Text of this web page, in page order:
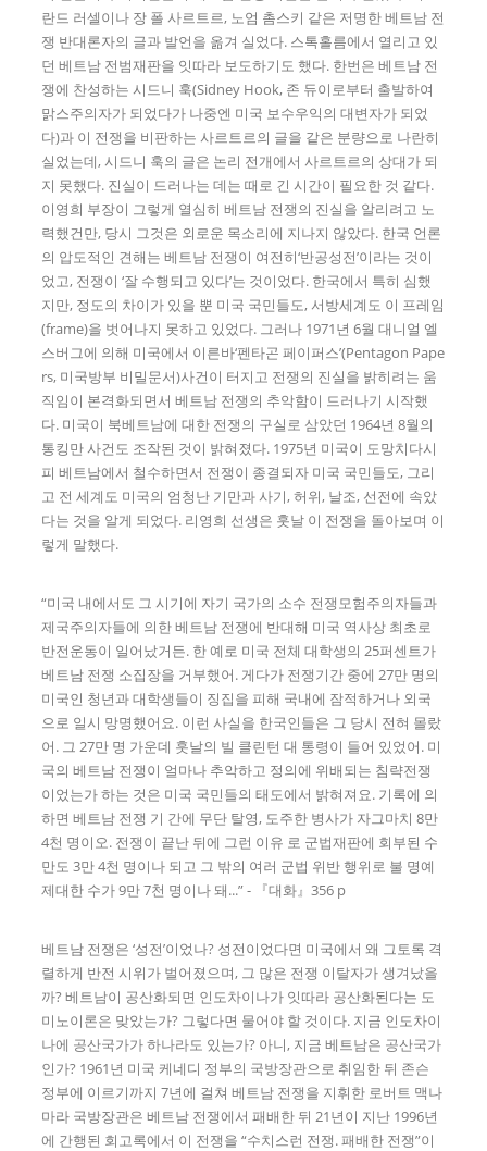
란드 러셀이나 장 폴 사르트르, 노엄 촘스키 같은 저명한 베트남 전
쟁 반대론자의 글과 발언을 옮겨 실었다. 스톡홀름에서 열리고 있
던 베트남 전범재판을 잇따라 보도하기도 했다. 한번은 베트남 전
쟁에 찬성하는 시드니 훅(Sidney Hook, 존 듀이로부터 출발하여
맑스주의자가 되었다가 나중엔 미국 보수우익의 대변자가 되었
다)과 이 전쟁을 비판하는 사르트르의 글을 같은 분량으로 나란히
실었는데, 시드니 훅의 글은 논리 전개에서 사르트르의 상대가 되
지 못했다. 진실이 드러나는 데는 때로 긴 시간이 필요한 것 같다.
이영희 부장이 그렇게 열심히 베트남 전쟁의 진실을 알리려고 노
력했건만, 당시 그것은 외로운 목소리에 지나지 않았다. 한국 언론
의 압도적인 견해는 베트남 전쟁이 여전히‘반공성전’이라는 것이
었고, 전쟁이 ‘잘 수행되고 있다’는 것이었다. 한국에서 특히 심했
지만, 정도의 차이가 있을 뿐 미국 국민들도, 서방세계도 이 프레임
(frame)을 벗어나지 못하고 있었다. 그러나 1971년 6월 대니얼 엘
스버그에 의해 미국에서 이른바‘펜타곤 페이퍼스’(Pentagon Pape
rs, 미국방부 비밀문서)사건이 터지고 전쟁의 진실을 밝히려는 움
직임이 본격화되면서 베트남 전쟁의 추악함이 드러나기 시작했
다. 미국이 북베트남에 대한 전쟁의 구실로 삼았던 1964년 8월의
통킹만 사건도 조작된 것이 밝혀졌다. 1975년 미국이 도망치다시
피 베트남에서 철수하면서 전쟁이 종결되자 미국 국민들도, 그리
고 전 세계도 미국의 엄청난 기만과 사기, 허위, 날조, 선전에 속았
다는 것을 알게 되었다. 리영희 선생은 훗날 이 전쟁을 돌아보며 이
렇게 말했다.
“미국 내에서도 그 시기에 자기 국가의 소수 전쟁모험주의자들과
제국주의자들에 의한 베트남 전쟁에 반대해 미국 역사상 최초로
반전운동이 일어났거든. 한 예로 미국 전체 대학생의 25퍼센트가
베트남 전쟁 소집장을 거부했어. 게다가 전쟁기간 중에 27만 명의
미국인 청년과 대학생들이 징집을 피해 국내에 잠적하거나 외국
으로 일시 망명했어요. 이런 사실을 한국인들은 그 당시 전혀 몰랐
어. 그 27만 명 가운데 훗날의 빌 클린턴 대 통령이 들어 있었어. 미
국의 베트남 전쟁이 얼마나 추악하고 정의에 위배되는 침략전쟁
이었는가 하는 것은 미국 국민들의 태도에서 밝혀져요. 기록에 의
하면 베트남 전쟁 기 간에 무단 탈영, 도주한 병사가 자그마치 8만
4천 명이오. 전쟁이 끝난 뒤에 그런 이유 로 군법재판에 회부된 수
만도 3만 4천 명이나 되고 그 밖의 여러 군법 위반 행위로 불 명예
제대한 수가 9만 7천 명이나 돼...” - 『대화』356 p
베트남 전쟁은 ‘성전’이었나? 성전이었다면 미국에서 왜 그토록 격
렬하게 반전 시위가 벌어졌으며, 그 많은 전쟁 이탈자가 생겨났을
까? 베트남이 공산화되면 인도차이나가 잇따라 공산화된다는 도
미노이론은 맞았는가? 그렇다면 물어야 할 것이다. 지금 인도차이
나에 공산국가가 하나라도 있는가? 아니, 지금 베트남은 공산국가
인가? 1961년 미국 케네디 정부의 국방장관으로 취임한 뒤 존슨
정부에 이르기까지 7년에 걸쳐 베트남 전쟁을 지휘한 로버트 맥나
마라 국방장관은 베트남 전쟁에서 패배한 뒤 21년이 지난 1996년
에 간행된 회고록에서 이 전쟁을 “수치스런 전쟁. 패배한 전쟁”이